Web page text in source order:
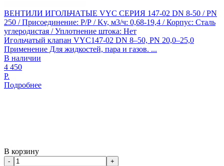
ВЕНТИЛИ ИГОЛЬЧАТЫЕ VYC СЕРИЯ 147-02 DN 8-50 / PN
250 / Присоединение: Р/Р / Kv, м3/ч: 0,68-19,4 / Корпус: Сталь
углеродистая / Уплотнение штока: Нет
Игольчатый клапан VYC147-02 DN 8–50, PN 20,0–25,0​
Применение Для жидкостей, пара и газов. ...
В наличии
4 450
Р.
Подробнее
В корзину
- +